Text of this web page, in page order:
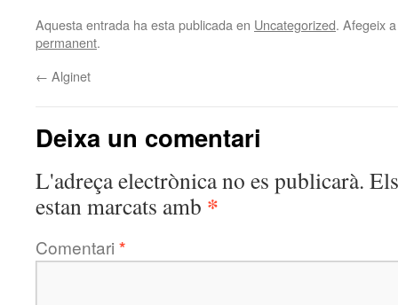
Aquesta entrada ha esta publicada en Uncategorized. Afegeix
permanent.
← Alginet
Deixa un comentari
L'adreça electrònica no es publicarà.
estan marcats amb *
Comentari *